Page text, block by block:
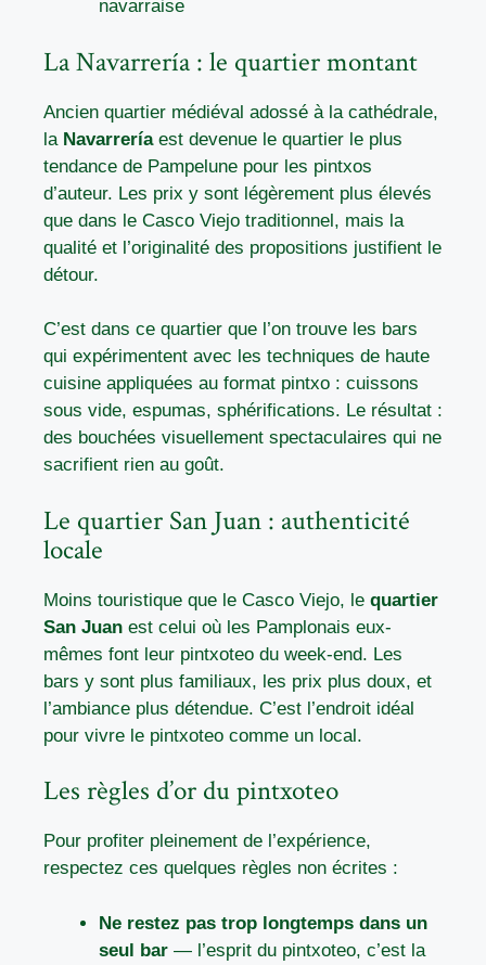
navarraise
La Navarrería : le quartier montant
Ancien quartier médiéval adossé à la cathédrale,
la Navarreríaest devenue le quartier le plus
tendance de Pampelune pour les pintxos
d’auteur. Les prix y sont légèrement plus élevés
que dans le Casco Viejo traditionnel, mais la
qualité et l’originalité des propositions justifient le
détour.
C’est dans ce quartier que l’on trouve les bars
qui expérimentent avec les techniques de haute
cuisine appliquées au format pintxo : cuissons
sous vide, espumas, sphérifications. Le résultat :
des bouchées visuellement spectaculaires qui ne
sacrifient rien au goût.
Le quartier San Juan : authenticité
locale
Moins touristique que le Casco Viejo, le quartier
San Juan est celui où les Pamplonais eux-
mêmes font leur pintxoteo du week-end. Les
bars y sont plus familiaux, les prix plus doux, et
l’ambiance plus détendue. C’est l’endroit idéal
pour vivre le pintxoteo comme un local.
Les règles d’or du pintxoteo
Pour profiter pleinement de l’expérience,
respectez ces quelques règles non écrites :
Ne restez pas trop longtemps dans un
seul bar — l’esprit du pintxoteo, c’est la